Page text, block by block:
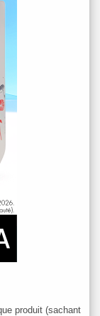
produit (sachant